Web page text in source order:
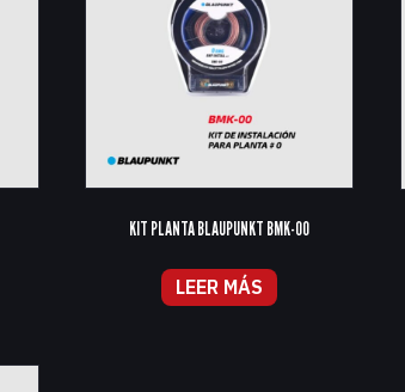
KIT PLANTA BLAUPUNKT BMK-00
LEER MÁS